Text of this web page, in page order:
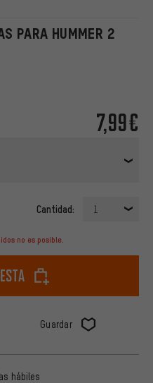
PARA HUMMER 2
7,99€
Cantidad: 1
no es posible.
Guardar
hábiles